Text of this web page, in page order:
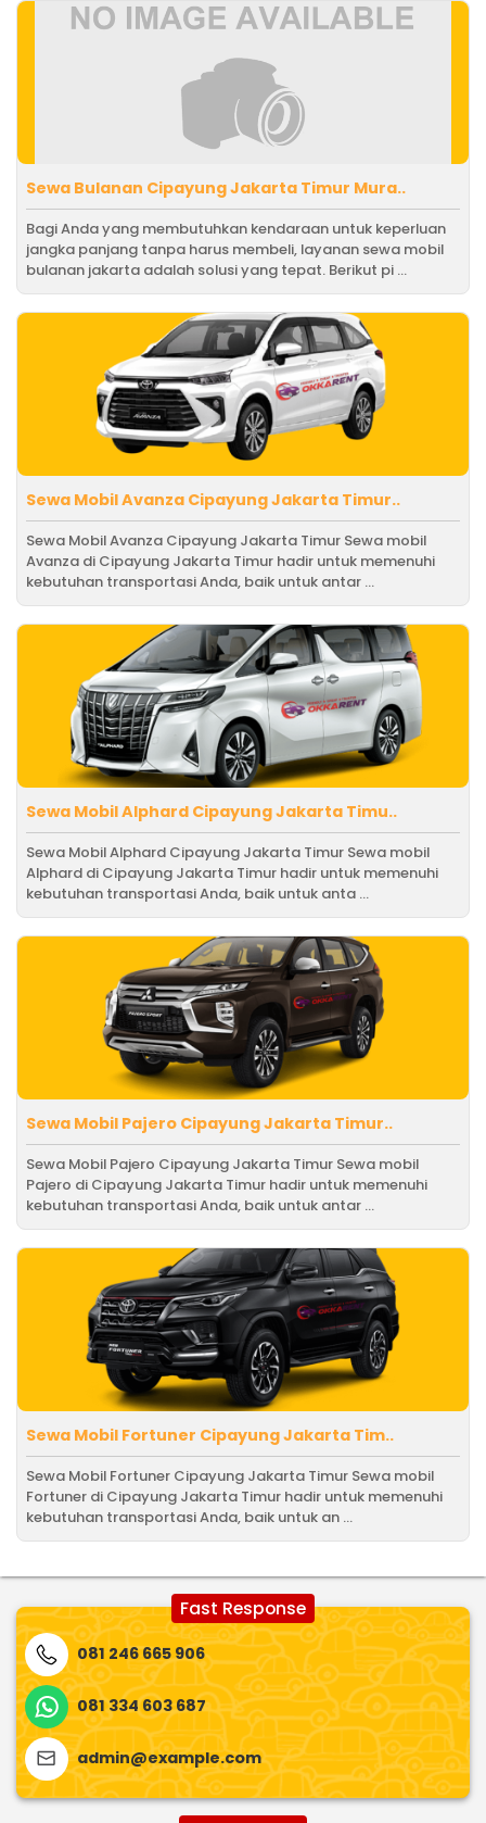
Sewa Bulanan Cipayung Jakarta Timur Mura..
Bagi Anda yang membutuhkan kendaraan untuk keperluan
jangka panjang tanpa harus membeli, layanan sewa mobil
bulanan jakarta adalah solusi yang tepat. Berikut pi ...
Sewa Mobil Avanza Cipayung Jakarta Timur..
Sewa Mobil Avanza Cipayung Jakarta Timur Sewa mobil
Avanza di Cipayung Jakarta Timur hadir untuk memenuhi
kebutuhan transportasi Anda, baik untuk antar ...
Sewa Mobil Alphard Cipayung Jakarta Timu..
Sewa Mobil Alphard Cipayung Jakarta Timur Sewa mobil
Alphard di Cipayung Jakarta Timur hadir untuk memenuhi
kebutuhan transportasi Anda, baik untuk anta ...
Sewa Mobil Pajero Cipayung Jakarta Timur..
Sewa Mobil Pajero Cipayung Jakarta Timur Sewa mobil
Pajero di Cipayung Jakarta Timur hadir untuk memenuhi
kebutuhan transportasi Anda, baik untuk antar ...
Sewa Mobil Fortuner Cipayung Jakarta Tim..
Sewa Mobil Fortuner Cipayung Jakarta Timur Sewa mobil
Fortuner di Cipayung Jakarta Timur hadir untuk memenuhi
kebutuhan transportasi Anda, baik untuk an ...
Fast Response
081 246 665 906
081 334 603 687
admin@example.com